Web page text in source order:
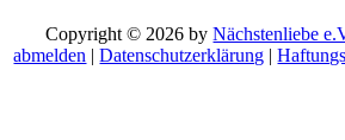
Copyright © 2026 byNächstenliebe
abmelden |Datenschutzerklärung |